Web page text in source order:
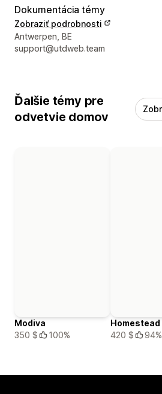
Dokumentácia témy
Zobraziť podrobnosti
Kontaktné údaje vývojára
Antwerpen, BE
support@utdweb.team
Ďalšie témy pre
odvetvie domov
Modiva
350 $
100%
Homestead
420 $
94%